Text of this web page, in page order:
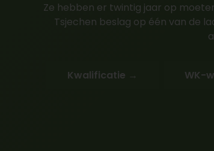
Ze hebben er twintig jaar op
Tsjechen beslag op één van de
Kwalificatie → WK-